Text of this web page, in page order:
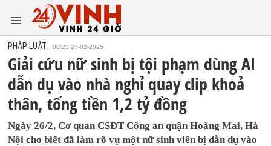
PHÁP LUẬT 08:23 27-02-2025
Giải cứu nữ sinh bị tội phạm dùng AI
dẫn dụ vào nhà nghỉ quay clip khoả
thân, tống tiền 1,2 tỷ đồng
Ngày 26/2, Cơ quan CSĐT Công an quận Hoàng Mai, Hà
Nội cho biết đã làm rõ vụ một nữ sinh viên bị dẫn dụ vào